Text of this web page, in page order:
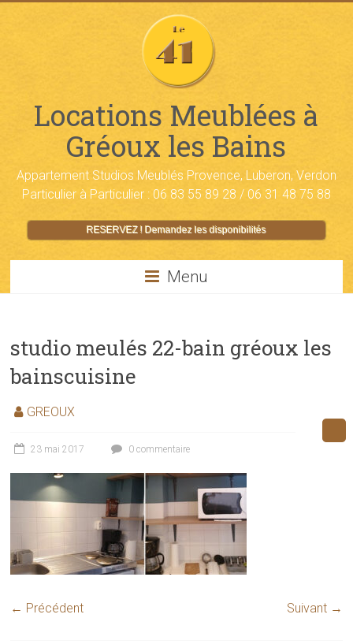
Locations Meublées à
Gréoux les Bains
Appartement Studios Meublés Provence, Luberon, Verdon
Particulier à Particulier : 06 83 55 89 28 / 06 31 48 75 88
RESERVEZ ! Demandez les disponibilités
Menu
studio meulés 22-bain gréoux les
bainscuisine
GREOUX
23 mai 2017 0 commentaire
← Précédent Suivant →